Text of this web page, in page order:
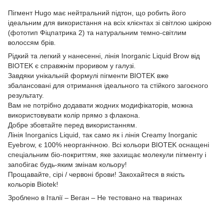
Пігмент Hugo має нейтральний підтон, що робить його
ідеальним для використання на всіх клієнтах зі світлою шкірою
(фототип Фіцпатрика 2) та натуральним темно-світлим
волоссям брів.
Рідкий та легкий у нанесенні, лінія Inorganic Liquid Brow від
BIOTEK є справжнім проривом у галузі.
Завдяки унікальній формулі пігменти BIOTEK вже
збалансовані для отримання ідеального та стійкого загоєного
результату.
Вам не потрібно додавати жодних модифікаторів, можна
використовувати колір прямо з флакона.
Добре збовтайте перед використанням.
Лінія Inorganics Liquid, так само як і лінія Creamy Inorganic
Eyebrow, є 100% неорганічною. Всі кольори BIOTEK оснащені
спеціальним біо-покриттям, яке захищає молекули пігменту і
запобігає будь-яким змінам кольору!
Прощавайте, сірі / червоні брови! Закохайтеся в якість
кольорів Biotek!
Зроблено в Італії – Веган – Не тестовано на тваринах